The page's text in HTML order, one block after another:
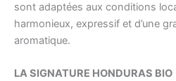
sont adaptées aux conditions
harmonieux, expressif et d’une
aromatique.
LA SIGNATURE HONDURAS BIO